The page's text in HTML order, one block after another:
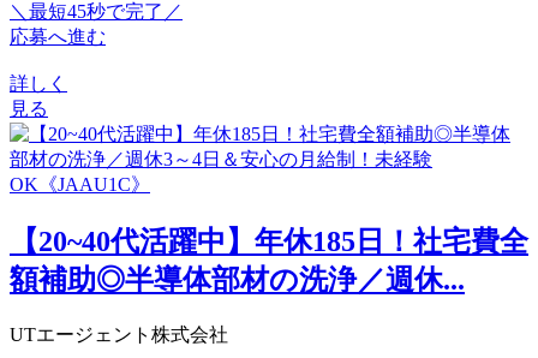
＼最短45秒で完了／
応募へ進む
詳しく
見る
【20~40代活躍中】年休185日！社宅費全
額補助◎半導体部材の洗浄／週休...
UTエージェント株式会社